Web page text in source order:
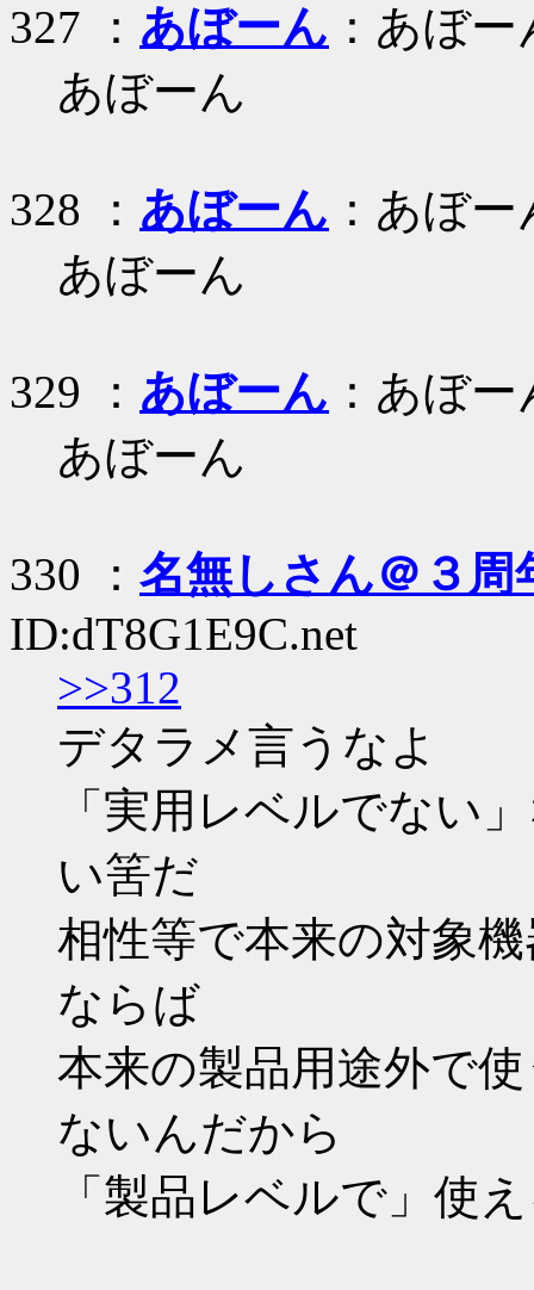
327 ： あぼーん ：あぼー
あぼーん
328 ： あぼーん ：あぼー
あぼーん
329 ： あぼーん ：あぼー
あぼーん
330 ： 名無しさん＠３周
ID:dT8G1E9C.net
>>312
デタラメ言うなよ
「実用レベルでない
い筈だ
相性等で本来の対象
ならば
本来の製品用途外で
ないんだから
「製品レベルで」使